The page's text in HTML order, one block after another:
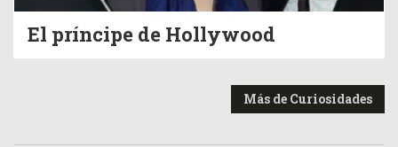
El príncipe de Hollywood
Más de Curiosidades